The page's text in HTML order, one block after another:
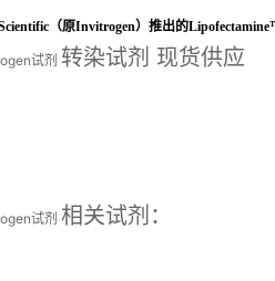
（原Invitrogen）推出的
试剂 转染试剂 现货供应
试剂 相关试剂：